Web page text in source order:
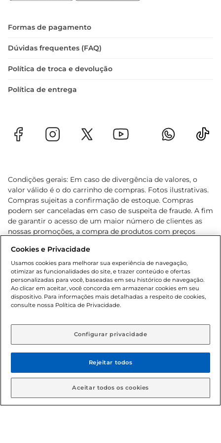
certeza de que seu bebê estará sempre protegido
Formas de pagamento
Dúvidas frequentes (FAQ)
Política de troca e devolução
Política de entrega
Condições gerais: Em caso de divergência de valores, o
valor válido é o do carrinho de compras. Fotos ilustrativas.
Compras sujeitas a confirmação de estoque. Compras
podem ser canceladas em caso de suspeita de fraude. A fim
de garantir o acesso de um maior número de clientes as
nossas promoções, a compra de produtos com preços
cliente. Os preços, ofertas e condições são exclusivos para
o e-commerce e válidos durante o dia de hoje, podendo
sofrer alterações sem prévia notificação. Proibida a venda
de bebidas alcoólicas para menores de 18 anos, conforme
Lei n.º 8069/90, art. 81, inciso II (Estatuto da Criança e do
Adolescente). Preços e condições exclusivos para o
aviso prévio. O valor mínimo para as compras on-line é de
© 2026 Copyright. Todos os direitos
reservados Gbarbosa.
Cookies e Privacidade
Usamos cookies para melhorar sua experiência de navegação,
otimizar as funcionalidades do site, e trazer conteúdo e ofertas
personalizadas para você, baseadas em seu histórico de navegação.
Ao clicar em aceitar, você concorda em armazenar cookies em seu
dispositivo. Para informações mais detalhadas a respeito de cookies,
consulte nossa Política de Privacidade.
Configurar privacidade
Rejeitar todos
Aceitar todos os cookies